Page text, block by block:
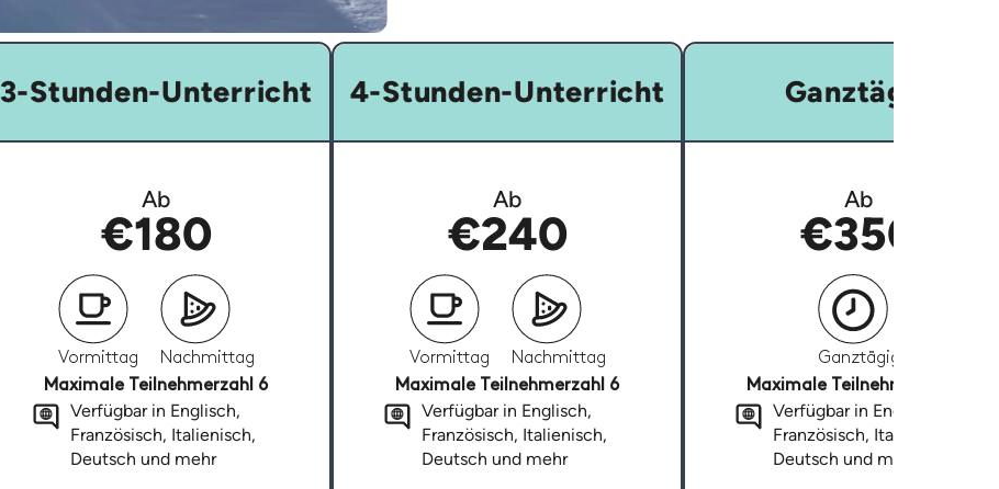
3-Stunden-Unterricht
Ab
€180
Vormittag
Nachmittag
Maximale Teilnehmerzahl 6
Verfügbar in Englisch,
Französisch, Italienisch,
Deutsch und mehr
4-Stunden-Unterricht
Ab
€240
Vormittag
Nachmittag
Maximale Teilnehmerzahl 6
Verfügbar in Englisch,
Französisch, Italienisch,
Deutsch und mehr
Ganztägig
Ab
€350
Ganztägig
Maximale Teilnehmerzahl 6
Verfügbar in Englisch,
Französisch, Italienisch,
Deutsch und mehr